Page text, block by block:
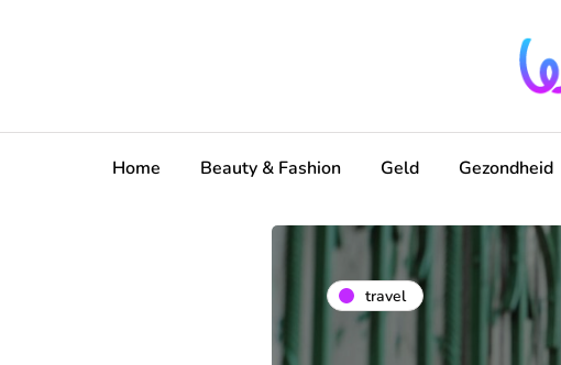
Home Beauty & Fashion Geld Gezondheid
travel